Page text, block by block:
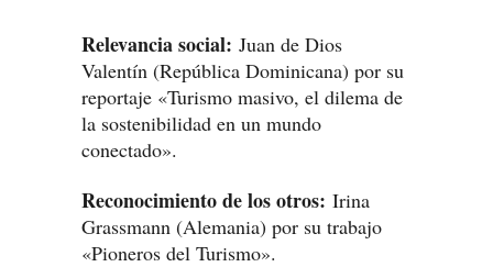
Relevancia social: Juan de Dios
Valentín (República Dominicana) por su
reportaje «Turismo masivo, el dilema de
la sostenibilidad en un mundo
conectado».
Reconocimiento de los otros: Irina
Grassmann (Alemania) por su trabajo
«Pioneros del Turismo».